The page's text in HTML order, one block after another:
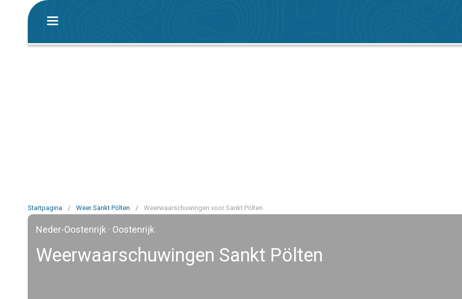
Startpagina / Weer Sankt Pölten / Weerwaarschuwingen voor Sankt Pölten
Neder-Oostenrijk · Oostenrijk
Weerwaarschuwingen Sankt Pölten